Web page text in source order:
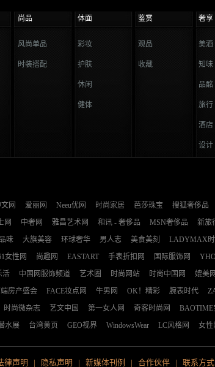
尚品 体面 鉴赏 奢享
风尚单品
时装搭配
彩妆
护肤
休闲
健体
观品
收藏
美酒
知味
品酩
旅行
酒店
设计
网 爱丽网 Neeu优网 时尚家居 芭莎珠宝 搜狐奢侈品
网 中奢网 雅昌艺术网 和讯 - 奢侈品 MSN奢侈品 新旅
味 大旗美容 环球奢华 男人志 美食美刻 LADYMAX时
女性网 尚趣网 EASTART 手表折扣网 国际服饰网
活 中国网服饰频道 艺术圈 时尚网站 时尚中国网 媲美网
房产盛会 FACE妆点网 牛男网 OK！精彩 腕表时代
时尚微杂志 艺文中国 第一女人网 奇客时尚网 BAOTIME
水展 台湾黄页 GEO视界 WindowsWear LC风格网 女性
律声明 | 隐私声明 | 新媒体刊例 | 合作伙伴| 联系方式